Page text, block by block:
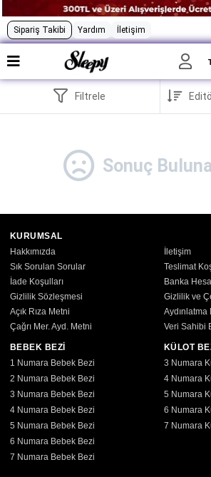
Sipariş Takibi Yardım İletişim
Filtrele
Sonuç
KURUMSAL
Hakkımızda
İletişim
Sık Sorulan Sorular
Teslimat
İade Koşulları
Banka
Gizlilik Sözleşmesi
Gizlilik ve
Açık Rıza Metni
Aydınlatma
Çağrı Mer. Ayd. Metni
Veri Sahibi
BEBEK BEZİ
1 Numara Bebek Bezi
2 Numara Bebek Bezi
3 Numara Bebek Bezi
4 Numara Bebek Bezi
5 Numara Bebek Bezi
6 Numara Bebek Bezi
7 Numara Bebek Bezi
KÜLOT
3 Numara
4 Numara
5 Numara
6 Numara
7 Numara